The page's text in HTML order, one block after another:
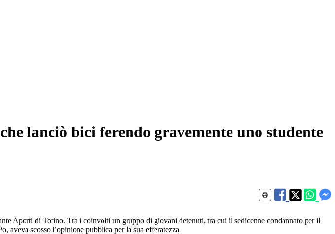
lanciò bici ferendo gravemente uno studente
Aporti di Torino. Tra i coinvolti un gruppo di giovani detenuti, tra cui il sedicenne condannato per il
aveva scosso l’opinione pubblica per la sua efferatezza.